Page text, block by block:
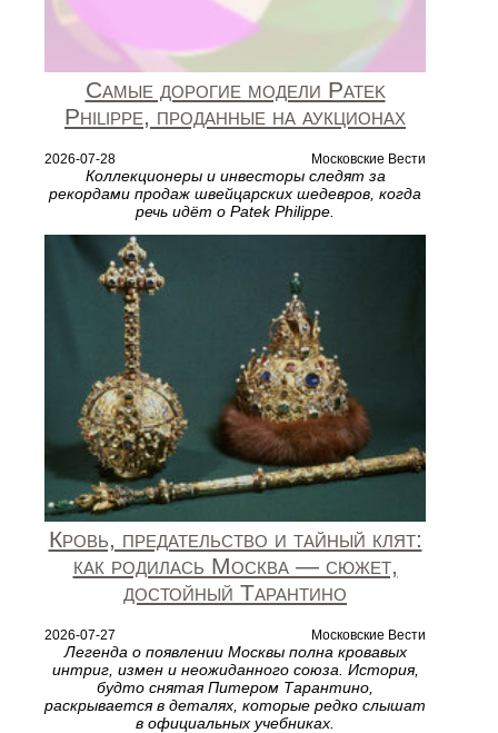
Самые дорогие модели Patek
Philippe, проданные на аукционах
2026-07-28 Московские Вести
Коллекционеры и инвесторы следят за
рекордами продаж швейцарских шедевров, когда
речь идёт о Patek Philippe.
Кровь, предательство и тайный клят:
как родилась Москва — сюжет,
достойный Тарантино
2026-07-27 Московские Вести
Легенда о появлении Москвы полна кровавых
интриг, измен и неожиданного союза. История,
будто снятая Питером Тарантино,
раскрывается в деталях, которые редко слышат
в официальных учебниках.